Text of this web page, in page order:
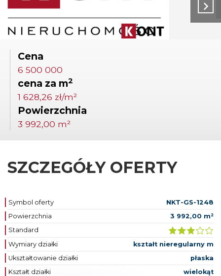
Cena
6 500 000
cena za m2
1 628,26 zł/m²
Powierzchnia
3 992,00 m²
SZCZEGÓŁY OFERTY
Symbol oferty
NKT-GS-1248
Powierzchnia
3 992,00 m²
Standard
Wymiary działki
kształt nieregularny m
Ukształtowanie działki
płaska
Kształt działki
wielokąt